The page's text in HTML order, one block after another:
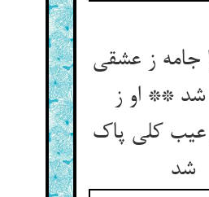
جامه ز عشقی
** او ز
کلی پاک
شد